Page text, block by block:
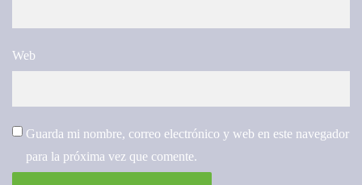
Web
Guarda mi nombre, correo electrónico y web en este navegador
para la próxima vez que comente.